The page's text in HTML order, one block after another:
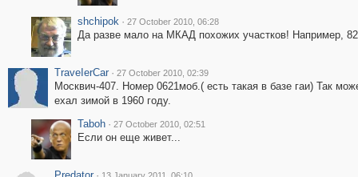
shchipok · 27 October 2010, 06:28
Да разве мало на МКАД похожих участков! Например,
ТrаvеIеrCar · 27 October 2010, 02:39
Москвич-407. Номер 0621моб.( есть такая в базе гаи) Так
ехал зимой в 1960 году.
Taboh · 27 October 2010, 02:51
Если он еще живет...